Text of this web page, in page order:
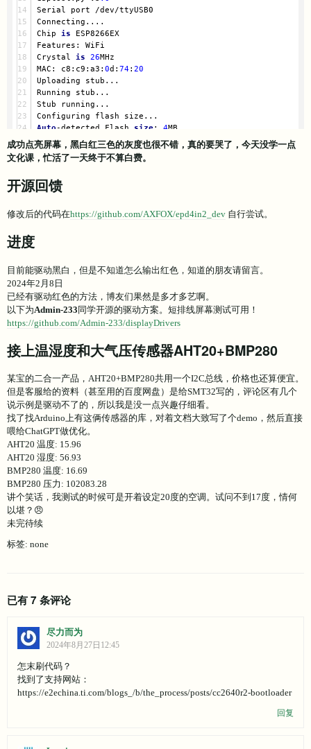
Serial
port /dev/ttyUSB0
Connecting....
Chip is ESP8266EX
Features: WiFi
Crystal is 26MHz
MAC: c8:c9:a3: 0d: 74: 20
Uploading stub...
Running stub...
Stub running...
Configuring flash size...
Auto-detected Flash size: 4MB
Compressed 308112 bytes to 212086...
Writing at 0x00000000... ( 7 %)
Writing
at 0x00004000... (
Writing
Writing at 0x00014000 ... (46 %)
Writing
at 0x00018000
%)
Writing
at 0x00028000... (84 %)
Writing
Writing at 0x00030000... (100 %)
Wrote 308112 bytes (212086 compressed) at 0x00000000
Hash
of data verified.
Hard resetting via RTS pin...
成功点亮屏幕，黑白红三色的灰度也很不错，真的要哭了，今天没学一点
文化课，忙活了一天终于不算白费。
开源回馈
修改后的代码在https://github.com/AXFOX/epd4in2_dev 自行尝试。
进度
目前能驱动黑白，但是不知道怎么输出红色，知道的朋友请留言。
2024年2月8日
已经有驱动红色的方法，博友们果然是多才多艺啊。
以下为Admin-233同学开源的驱动方案。短排线屏幕测试可用！
https://github.com/Admin-233/displayDrivers
接上温湿度和大气压传感器AHT20+BMP280
某宝的二合一产品，AHT20+BMP280共用一个I2C总线，价格也还算便宜。
但是客服给的资料（甚至用的百度网盘）是给SMT32写的，评论区有几个
说示例是驱动不了的，所以我是没一点兴趣仔细看。
找了找Arduino上有这俩传感器的库，对着文档大致写了个demo，然后直接
喂给ChatGPT做优化。
AHT20 温度: 15.96
AHT20 湿度: 56.93
BMP280 温度: 16.69
BMP280 压力: 102083.28
讲个笑话，我测试的时候可是开着设定20度的空调。试问不到17度，情何
以堪？😠
未完待续
标签: none
已有 7 条评论
尽力而为
2024年8月27日12:45
怎末刷代码？
找到了支持网站：
https://e2echina.ti.com/blogs_/b/the_process/posts/cc2640r2-bootloader
回复